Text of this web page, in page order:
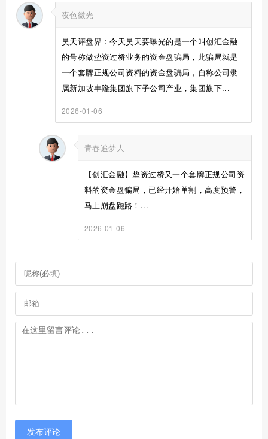
夜色微光
昊天评盘界：今天昊天要曝光的是一个叫创汇金融
的号称做垫资过桥业务的资金盘骗局，此骗局就是
一个套牌正规公司资料的资金盘骗局，自称公司隶
属新加坡丰隆集团旗下子公司产业，集团旗下...
2026-01-06
青春追梦人
【创汇金融】垫资过桥又一个套牌正规公司资
料的资金盘骗局，已经开始单割，高度预警，
马上崩盘跑路！...
2026-01-06
发布评论